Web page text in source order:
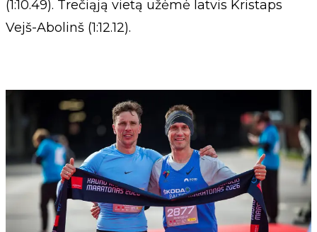
(1:10.49). Trečiąją vietą užėmė latvis Kristaps
Vejš-Abolinš (1:12.12).